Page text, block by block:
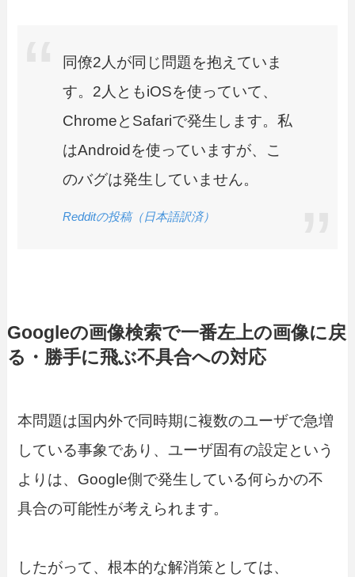
同僚2人が同じ問題を抱えていま
す。2人ともiOSを使っていて、
ChromeとSafariで発生します。私
はAndroidを使っていますが、こ
のバグは発生していません。
Redditの投稿（日本語訳済）
Googleの画像検索で一番左上の画像に戻
る・勝手に飛ぶ不具合への対応
本問題は国内外で同時期に複数のユーザで急増
している事象であり、ユーザ固有の設定という
よりは、Google側で発生している何らかの不
具合の可能性が考えられます。
したがって、根本的な解消策としては、